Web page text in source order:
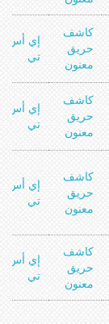
كاشف
حريق
معنون
إي أس
تي
كاشف
حريق
معنون
إي أس
تي
كاشف
حريق
معنون
إي أس
تي
كاشف
حريق
معنون
إي أس
تي